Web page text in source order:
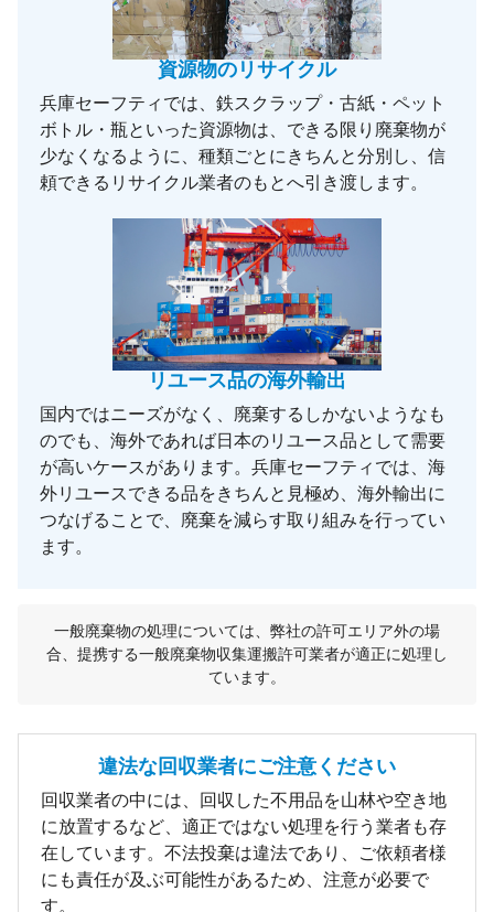
資源物のリサイクル
兵庫セーフティでは、鉄スクラップ・古紙・ペット
ボトル・瓶といった資源物は、できる限り廃棄物が
少なくなるように、種類ごとにきちんと分別し、信
頼できるリサイクル業者のもとへ引き渡します。
リユース品の海外輸出
国内ではニーズがなく、廃棄するしかないようなも
のでも、海外であれば日本のリユース品として需要
が高いケースがあります。兵庫セーフティでは、海
外リユースできる品をきちんと見極め、海外輸出に
つなげることで、廃棄を減らす取り組みを行ってい
ます。
一般廃棄物の処理については、弊社の許可エリア外の場
合、提携する一般廃棄物収集運搬許可業者が適正に処理し
ています。
違法な回収業者にご注意ください
回収業者の中には、回収した不用品を山林や空き地
に放置するなど、適正ではない処理を行う業者も存
在しています。不法投棄は違法であり、ご依頼者様
にも責任が及ぶ可能性があるため、注意が必要で
す。